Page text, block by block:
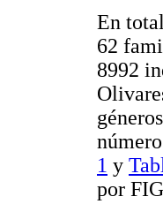
En
62
8992
1 y
por